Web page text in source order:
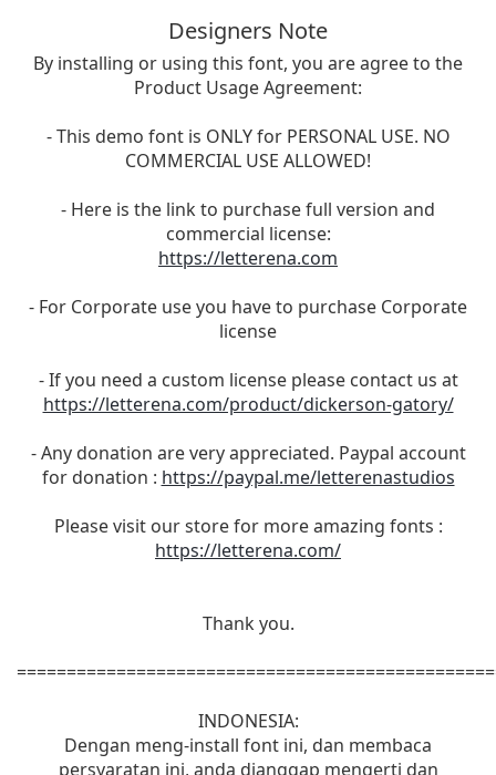
Designers Note
By installing or using this font, you are agree to the
Product Usage Agreement:
- This demo font is ONLY for PERSONAL USE. NO
COMMERCIAL USE ALLOWED!
- Here is the link to purchase full version and
commercial license:
https://letterena.com
- For Corporate use you have to purchase Corporate
license
- If you need a custom license please contact us at
https://letterena.com/product/dickerson-gatory/
- Any donation are very appreciated. Paypal account
for donation : https://paypal.me/letterenastudios
Please visit our store for more amazing fonts :
https://letterena.com/
Thank you.
INDONESIA:
Dengan meng-install font ini, dan membaca
persyaratan ini, anda dianggap mengerti dan